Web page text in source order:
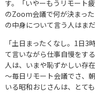
す。「いやーもうリモート
のZoom会議で何が決まっ
の中身について言う人はま
「土日まったくなし。1日
て言いながら仕事自慢をす
人は、いまや恥ずかしい存
～毎日リモート会議でさ、
いる昭和おじさんは、とて